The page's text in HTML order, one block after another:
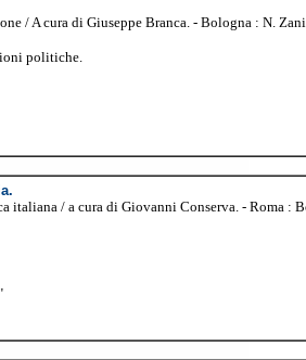
/ A cura di Giuseppe Branca. - Bologna : N.
politiche.
italiana / a cura di Giovanni Conserva. - Roma :